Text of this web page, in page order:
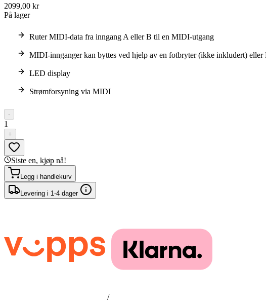
2099,00 kr
På lager
Ruter MIDI-data fra inngang A eller B til en MIDI-utgang
MIDI-innganger kan byttes ved hjelp av en fotbryter (ikke inkludert)
LED display
Strømforsyning via MIDI
-
1
+
Siste en, kjøp nå!
Legg i handlekurv
Levering i 1-4 dager
/